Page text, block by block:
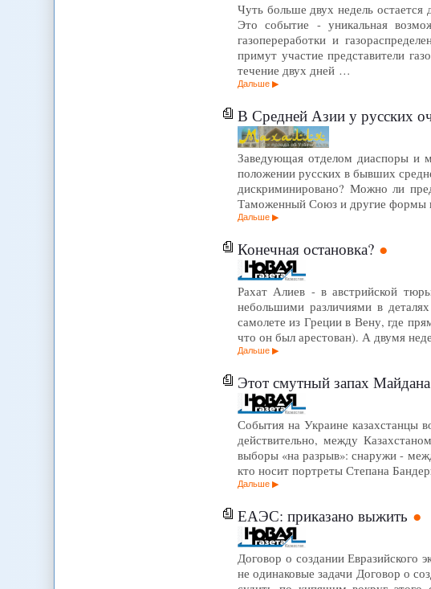
Чуть больше двух недель
Это событие - уникальная
газопереработки и
примут участие представители
течение двух дней …
Дальше
В Средней Азии у русских
Заведующая отделом диаспоры и
положении русских в бывших
дискриминировано? Можно ли
Таможенный Союз и другие формы
Дальше
Конечная остановка?
Рахат Алиев - в австрийской
небольшими различиями в
самолете из Греции в Вену, где
что он был арестован). А двумя
Дальше
Этот смутный запах Майдана
События на Украине казахстанцы
действительно, между
выборы «на разрыв»: снаружи -
кто носит портреты Степана
Дальше
ЕАЭС: приказано выжить
Договор о создании Евразийского
не одинаковые задачи Договор о